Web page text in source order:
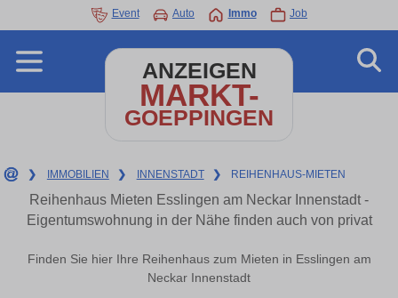
Event Auto Immo Job
ANZEIGEN
MARKT-
GOEPPINGEN
❯ IMMOBILIEN ❯ INNENSTADT ❯ REIHENHAUS-MIETEN
Reihenhaus Mieten Esslingen am Neckar Innenstadt -
Eigentumswohnung in der Nähe finden auch von privat
Finden Sie hier Ihre Reihenhaus zum Mieten in Esslingen am
Neckar Innenstadt